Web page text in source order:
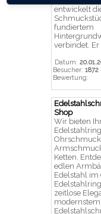
entwickelt
fundiertem
verbindet. Er
Datum:
Besucher: 1872
Bewertung:
Shop
Wir bieten
Ohrschmuck
Ketten.
edlen
Edelstahl im
zeitlose
modernstem